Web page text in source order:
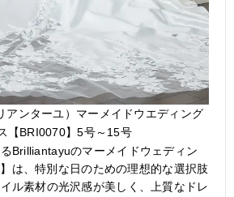
アンターユ）マーメイドウエディング
【BRI0070】5号～15号
るBrilliantayuのマーメイドウェディン
は、特別な日のための理想的な選択肢
ル素材の光沢感が美しく、上質なドレ